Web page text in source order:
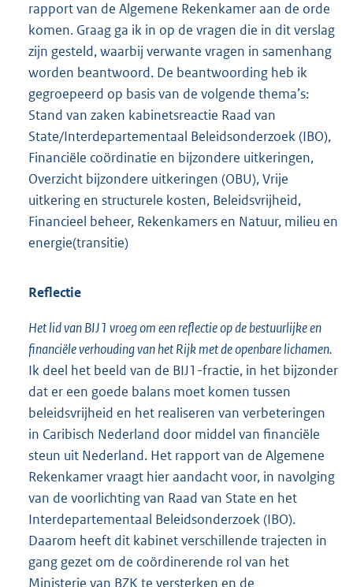
rapport van de Algemene Rekenkamer aan de orde
komen. Graag ga ik in op de vragen die in dit verslag
zijn gesteld, waarbij verwante vragen in samenhang
worden beantwoord. De beantwoording heb ik
gegroepeerd op basis van de volgende thema’s:
Stand van zaken kabinetsreactie Raad van
State/Interdepartementaal Beleidsonderzoek (IBO),
Financiële coördinatie en bijzondere uitkeringen,
Overzicht bijzondere uitkeringen (OBU), Vrije
uitkering en structurele kosten, Beleidsvrijheid,
Financieel beheer, Rekenkamers en Natuur, milieu en
energie(transitie)
Reflectie
Het lid van BIJ1 vroeg om een reflectie op de bestuurlijke en
financiële verhouding van het Rijk met de openbare lichamen.
Ik deel het beeld van de BIJ1-fractie, in het bijzonder
dat er een goede balans moet komen tussen
beleidsvrijheid en het realiseren van verbeteringen
in Caribisch Nederland door middel van financiële
steun uit Nederland. Het rapport van de Algemene
Rekenkamer vraagt hier aandacht voor, in navolging
van de voorlichting van Raad van State en het
Interdepartementaal Beleidsonderzoek (IBO).
Daarom heeft dit kabinet verschillende trajecten in
gang gezet om de coördinerende rol van het
Ministerie van BZK te versterken en de